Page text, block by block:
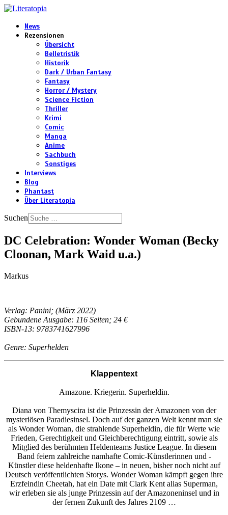
News
Rezensionen
Übersicht
Belletristik
Historik
Dark / Urban Fantasy
Fantasy
Horror / Mystery
Science Fiction
Thriller
Krimi
Comic
Manga
Anime
Sachbuch
Sonstiges
Interviews
Blog
Phantast
Über Literatopia
Suchen
DC Celebration: Wonder Woman (Becky
Cloonan, Mark Waid u.a.)
Markus
Verlag: Panini; (März 2022)
Gebundene Ausgabe: 116 Seiten; 24 €
ISBN-13: 9783741627996
Genre: Superhelden
Klappentext
Amazone. Kriegerin. Superheldin.
Diana von Themyscira ist die Prinzessin der Amazonen von der
mysteriösen Paradiesinsel. Doch auf der ganzen Welt kennt man sie
als Wonder Woman, die strahlende Superheldin, die für Werte wie
Frieden, Gerechtigkeit und Gleichberechtigung eintritt, sowie als
Mitglied des berühmten Heldenteams Justice League. In diesem
Band feiern zahlreiche namhafte Comic-Künstlerinnen und -
Künstler diese heldenhafte Ikone – in neuen, bisher noch nicht auf
Deutsch veröffentlichten Storys. Wonder Woman kämpft gegen ihre
Erzfeindin Cheetah, hat ein Date mit Clark Kent alias Superman,
wir erleben sie als junge Prinzessin auf der Amazoneninsel und in
der fernen Zukunft des Jahres 2109 …